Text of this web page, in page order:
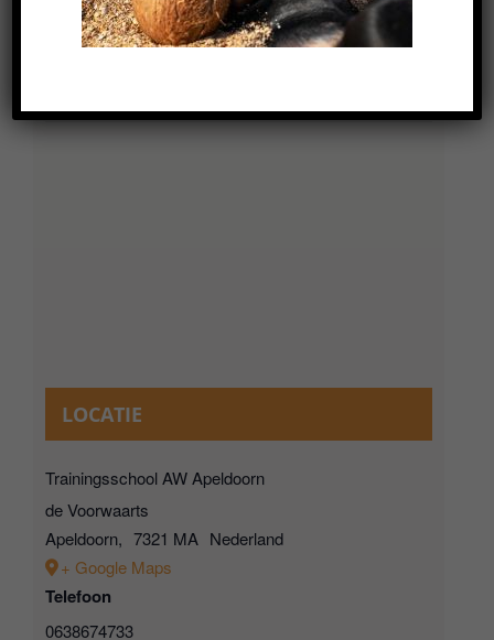
Evenement Categorie:
Event
LOCATIE
Trainingsschool AW Apeldoorn
de Voorwaarts
Apeldoorn, 7321 MA Nederland
+ Google Maps
Telefoon
0638674733